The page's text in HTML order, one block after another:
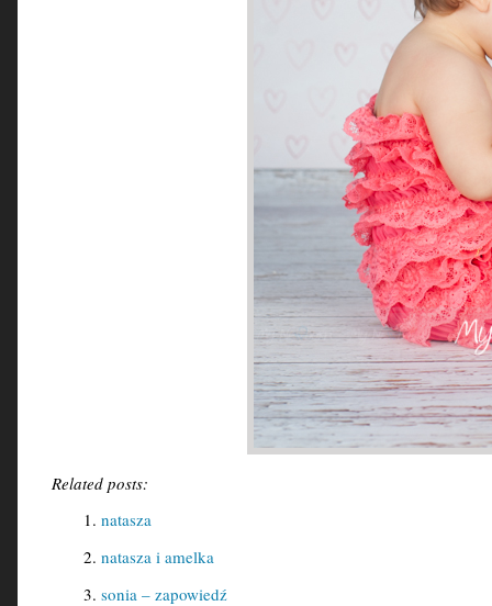
Related posts:
natasza
natasza i amelka
sonia – zapowiedź